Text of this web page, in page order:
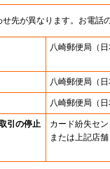
先が異なります。お電話
八崎郵便局 （
八崎郵便局 （
八崎郵便局 （
引の停止
カード紛失セ
または上記店舗